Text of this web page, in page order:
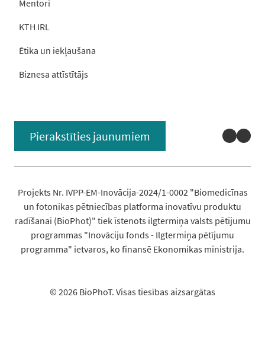
Mentori
KTH IRL
Ētika un iekļaušana
Biznesa attīstītājs
Pierakstīties jaunumiem
Projekts Nr. IVPP-EM-Inovācija-2024/1-0002 "Biomedicīnas
un fotonikas pētniecības platforma inovatīvu produktu
radīšanai (BioPhot)" tiek īstenots ilgtermiņa valsts pētījumu
programmas "Inovāciju fonds - Ilgtermiņa pētījumu
programma" ietvaros, ko finansē Ekonomikas ministrija.
© 2026 BioPhoT. Visas tiesības aizsargātas